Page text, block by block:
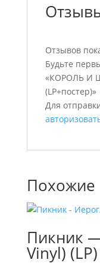
Отзывов
Будьте
«КОРОЛЬ И
(LP+постер)»
Для
Похожие
Пикник
Vinyl) (LP)